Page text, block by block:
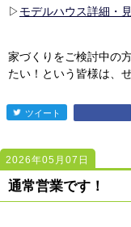
▷ モデルハウス詳細・
家づくりをご検討中の
たい！という皆様は、
entry2425
ツイート
2026年05月07日
通常営業です！